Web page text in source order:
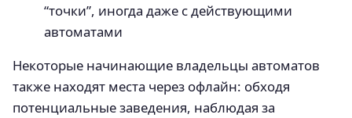
“точки”, иногда даже с действующими
автоматами
Некоторые начинающие владельцы автоматов
также находят места через офлайн: обходя
потенциальные заведения, наблюдая за